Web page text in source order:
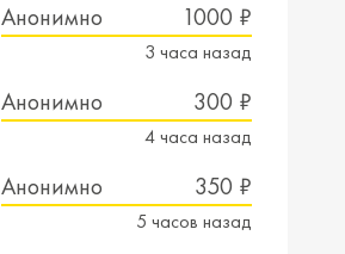
Анонимно 1000 ₽
3 часа назад
Анонимно 300 ₽
4 часа назад
Анонимно 350 ₽
5 часов назад